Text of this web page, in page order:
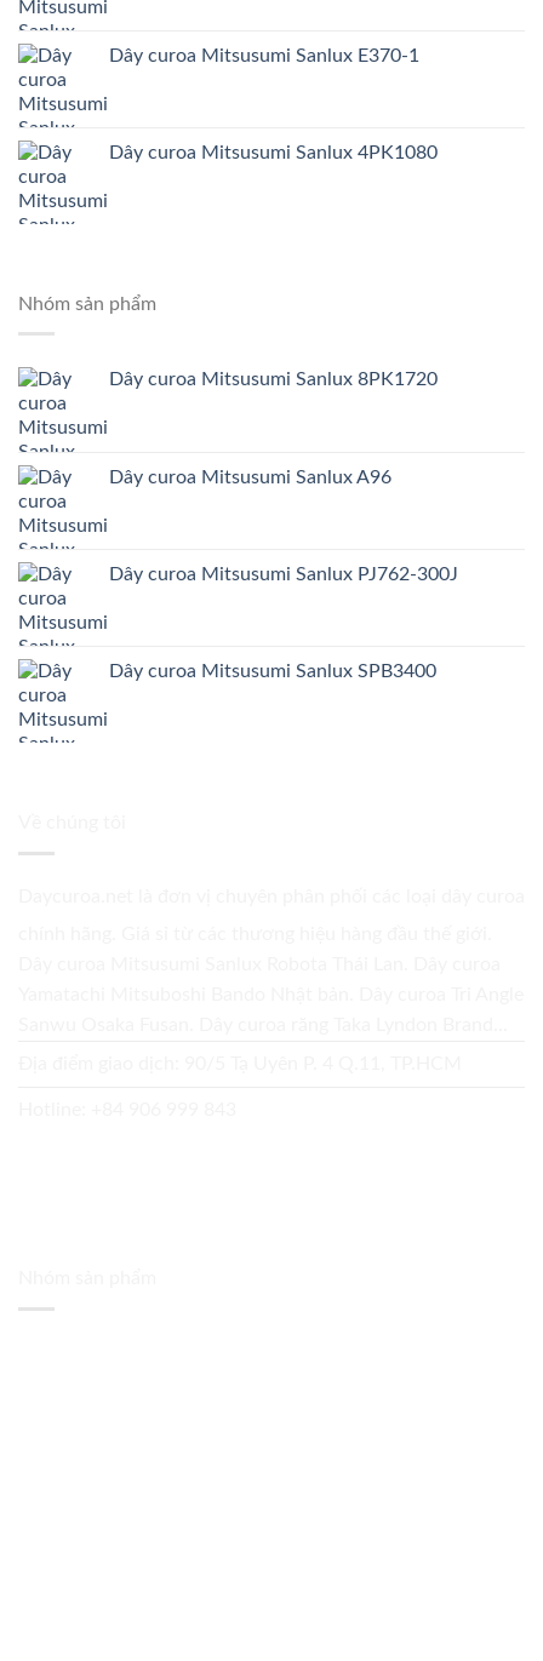
Dây curoa Mitsusumi Sanlux E370-1
Dây curoa Mitsusumi Sanlux 4PK1080
Nhóm sản phẩm
Dây curoa Mitsusumi Sanlux 8PK1720
Dây curoa Mitsusumi Sanlux A96
Dây curoa Mitsusumi Sanlux PJ762-300J
Dây curoa Mitsusumi Sanlux SPB3400